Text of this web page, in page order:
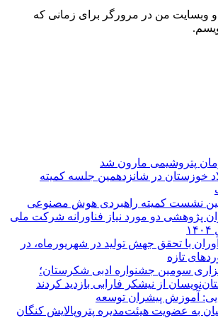
و وبسایت من در مرورگر برای زمانی که
پتروشیمی مارون شد
خوزستان در شانزدهمین جلسه کمیته
نشست کمیته راهبردی هوش مصنوعی
پژوهشی دو مورد نیاز فناورانه شرکت ملی
با تحقق جهش تولید در شهریورماه، در
تازه
سومین جشنواره ادبی شکرستان؛
از نیشکر فارابی بازدید کردند
آموزش پیشران توسعه
به عضویت هیئت‌مدیره پتروپالایش کنگان